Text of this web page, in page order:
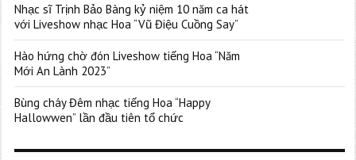
Nhạc sĩ Trịnh Bảo Bàng kỷ niệm 10 năm ca hát
với Liveshow nhạc Hoa “Vũ Điệu Cuồng Say”
Hào hứng chờ đón Liveshow tiếng Hoa “Năm
Mới An Lành 2023”
Bùng cháy Đêm nhạc tiếng Hoa “Happy
Hallowwen” lần đầu tiên tổ chức